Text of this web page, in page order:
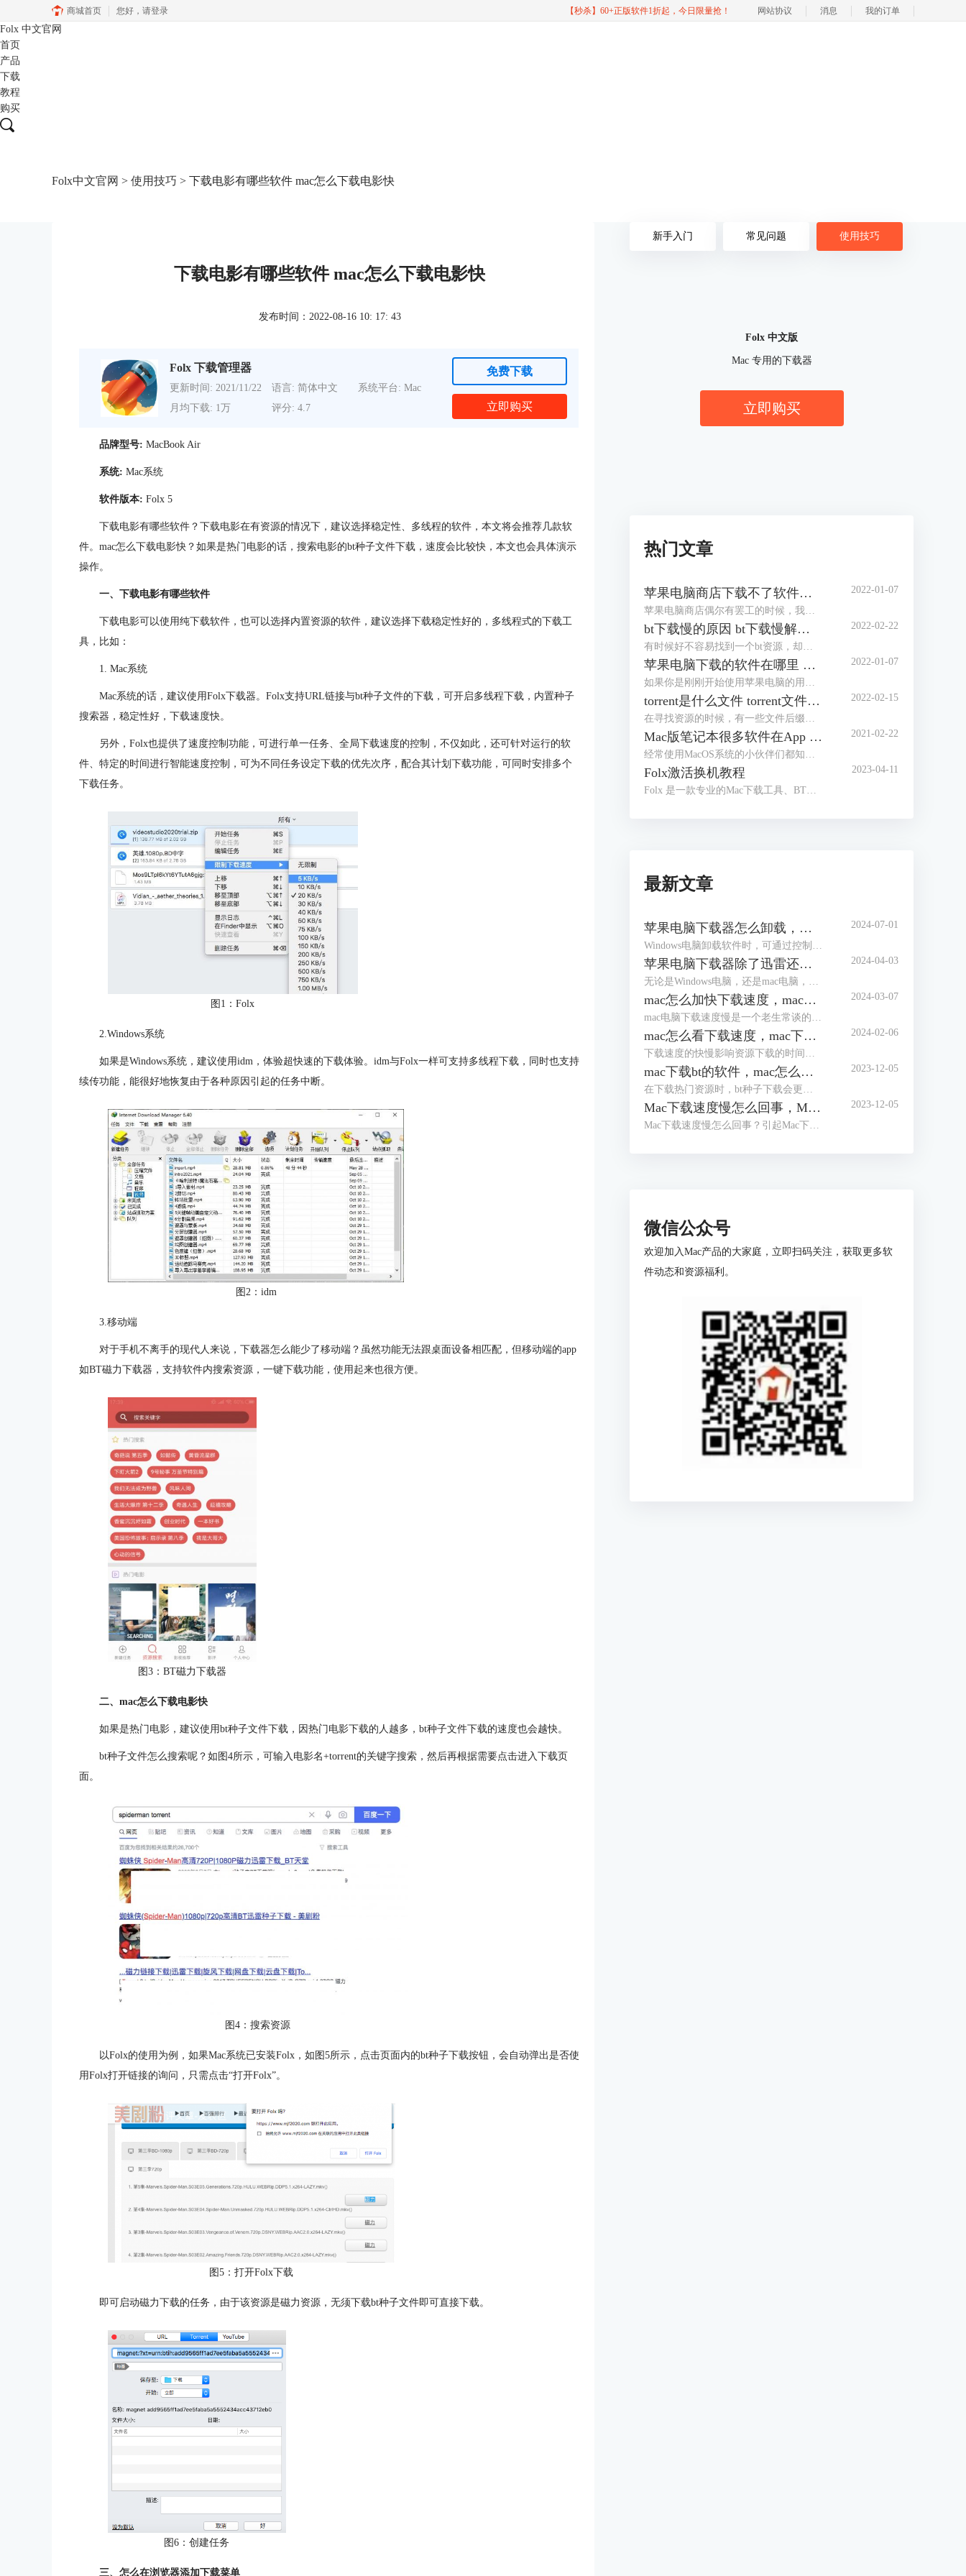
商城首页 您好， 请登录 【秒杀】60+正版软件1折起，今日限量抢！ 网站协议 消息 我的订单
Folx 中文官网
首页
产品
下载
教程
购买
Folx中文官网 > 使用技巧 > 下载电影有哪些软件 mac怎么下载电影快
下载电影有哪些软件 mac怎么下载电影快
发布时间：2022-08-16 10: 17: 43
Folx 下载管理器
更新时间: 2021/11/22 语言: 简体中文
系统平台: Mac
月均下载: 1万
评分: 4.7
免费下载
立即购买
品牌型号: MacBook Air
系统: Mac系统
软件版本: Folx 5
下载电影有哪些软件？下载电影在有资源的情况下，建议选择稳定性、多线程的软件，本文将会推荐几款软
件。mac怎么下载电影快？如果是热门电影的话，搜索电影的bt种子文件下载，速度会比较快，本文也会具体演示
操作。
一、下载电影有哪些软件
下载电影可以使用纯下载软件，也可以选择内置资源的软件，建议选择下载稳定性好的，多线程式的下载工
具，比如：
1. Mac系统
Mac系统的话，建议使用Folx下载器。Folx支持URL链接与bt种子文件的下载，可开启多线程下载，内置种子
搜索器，稳定性好，下载速度快。
另外，Folx也提供了速度控制功能，可进行单一任务、全局下载速度的控制，不仅如此，还可针对运行的软
件、特定的时间进行智能速度控制，可为不同任务设定下载的优先次序，配合其计划下载功能，可同时安排多个
下载任务。
图1：Folx
2.Windows系统
如果是Windows系统，建议使用idm，体验超快速的下载体验。idm与Folx一样可支持多线程下载，同时也支持
续传功能，能很好地恢复由于各种原因引起的任务中断。
图2：idm
3.移动端
对于手机不离手的现代人来说，下载器怎么能少了移动端？虽然功能无法跟桌面设备相匹配，但移动端的app
如BT磁力下载器，支持软件内搜索资源，一键下载功能，使用起来也很方便。
图3：BT磁力下载器
二、mac怎么下载电影快
如果是热门电影，建议使用bt种子文件下载，因热门电影下载的人越多，bt种子文件下载的速度也会越快。
bt种子文件怎么搜索呢？如图4所示，可输入电影名+torrent的关键字搜索，然后再根据需要点击进入下载页
面。
图4：搜索资源
以Folx的使用为例，如果Mac系统已安装Folx，如图5所示，点击页面内的bt种子下载按钮，会自动弹出是否使
用Folx打开链接的询问，只需点击“打开Folx”。
图5：打开Folx下载
即可启动磁力下载的任务，由于该资源是磁力资源，无须下载bt种子文件即可直接下载。
图6：创建任务
三、怎么在浏览器添加下载菜单
新手入门 常见问题 使用技巧
Folx 中文版
Mac 专用的下载器
立即购买
热门文章
苹果电脑商店下载不了软件的原因 苹果电脑怎么下载软件
苹果电脑商店偶尔有罢工的时候，我们需要的软件无法下载，那么我们就需要借助Folx这类型bt下载器来完成软件下载。苹果电脑商店下载不了软件的原因，苹果电脑怎么下载软件，我们将在下文中细细讲来。
2022-01-07
bt下载慢的原因 bt下载慢解决方法
有时候好不容易找到一个bt资源，却发现下载速度出奇的慢，不知道原因，也不知道如何解决。下文将介绍bt下载慢的原因，bt下载慢解决方法，供参考。
2022-02-22
苹果电脑下载的软件在哪里 mac应用程序安装在哪个目录
如果你是刚刚开始使用苹果电脑的用户，可能会出现以下的困惑：苹果电脑下载的软件在哪里，mac应用程序安装中哪个目录？接下来就将在文中解答这两个问题。
2022-01-07
torrent是什么文件 torrent文件怎么打开
在寻找资源的时候，有一些文件后缀是“.torrent”,那么.torrent是什么文件，torrent文件怎么打开？下文中将对该问题进行介绍。
2022-02-15
Mac版笔记本很多软件在App Store上没有，如何下载呢？
经常使用MacOS系统的小伙伴们都知道，作为一个相对封闭的系统，苹果是有官方的应用商店（App Store）用于软件下载的，但是它的软件数量相对较少，许多应用并不支持下载。我们可以先给Mac系统安装上Folx软件，这是一款专门用于苹果系统的文件下载软件。它拥有Folx版和Folx Pro版，后者的功能相比前者要更多更强大些。
2021-02-22
Folx激活换机教程
Folx 是一款专业的Mac下载工具、BT下载器。它提供了方便的下载管理，灵活的设置等。Folx 具有一个独特的系统来分类和保留下载的内容。下面带大家了解一下Folx如何激活。
2023-04-11
最新文章
苹果电脑下载器怎么卸载，苹果电脑下载选项在哪
Windows电脑卸载软件时，可通过控制面板中的程序管理功能进行软件的卸载。但与Windows电脑不同，苹果电脑无控制面板功能，这让很多刚接触苹果电脑的小伙伴感到困惑，到底苹果电脑是怎么卸载软件呢？本文会以下载器的卸载为例，教大家苹果电脑下载器怎么卸载，以及苹果电脑下载选项在哪。
2024-07-01
苹果电脑下载器除了迅雷还有哪个，苹果电脑下载器哪个好
无论是Windows电脑，还是mac电脑，很多人都会选择使用迅雷下载资源。但迅雷近年来的下载速度越来越慢，想要提高速度，就要购买会员。因此，很多人开始寻找其他好用的、下载速度快的软件。本文会给大家介绍苹果电脑下载器除了迅雷还有哪个，苹果电脑下载器哪个好的相关内容，有相关需求的小伙伴可以关注起来。
2024-04-03
mac怎么加快下载速度，mac下载器推荐
mac电脑下载速度慢是一个老生常谈的问题。由于苹果服务器设置的原因，mac电脑在app store、safari浏览器下载资源时，会频繁出现下载速度慢的问题。那么，mac怎么加快下载速度？mac下载器推荐有哪些？接下来，就让我们一起来了解下相关的问题。
2024-03-07
mac怎么看下载速度，mac下载速度慢怎么解决
下载速度的快慢影响资源下载的时间，下载速度越快，资源下载需时越少。因此，大部分人会希望下载速度越快越好。但下载速度会受到客观条件的限制，如带宽、资源热度、设备性能等，不同情况下可达至的下载速度不同。本文会教大家mac怎么看下载速度，以及mac下载速度慢怎么解决。感兴趣的小伙伴，可以关注起来。
2024-02-06
mac下载bt的软件，mac怎么下载bt文件
在下载热门资源时，bt种子下载会更有优势，因其拥有多端上传、多端下载的优点。在资源足够热门时，参与上传的人会更多，资源下载速度会更快。本文会给大家介绍mac下载bt的软件，以及mac怎么下载bt文件。想使用bt下载器的小伙伴可以继续关注文章内容。
2023-12-05
Mac下载速度慢怎么回事，Mac下载速度慢怎么办
Mac下载速度慢怎么回事？引起Mac下载速度慢的原因与Windows相似，大多与网速、下载工具、资源种类、带宽等有关。除此以外，Mac设备大多为笔记本，因此更倾向使用无线连接网络，其网速会比有线慢。那么，Mac下载速度慢怎么办？本文会给大家介绍一些常用的解决方法，希望能帮助大家解决问题。
2023-12-05
微信公众号
欢迎加入Mac产品的大家庭，立即扫码关注，获取更多软
件动态和资源福利。